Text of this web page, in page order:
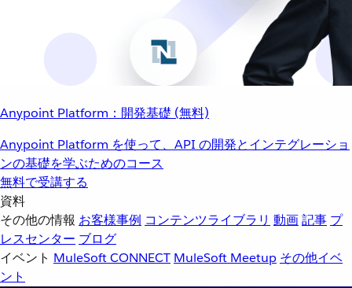
Anypoint Platform：開発基礎 (無料)
Anypoint Platform を使って、API の開発とインテグレーショ
ンの基礎を学ぶためのコース
無料で受講する
資料
その他の情報 お客様事例 コンテンツライブラリ 動画記事 プ
レスセンター ブログ
イベント MuleSoft CONNECT MuleSoft Meetup その他イベ
ント